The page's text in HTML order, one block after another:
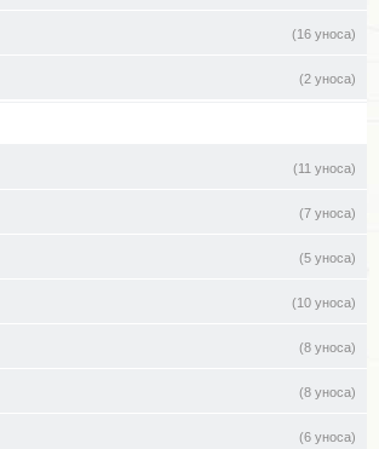
(16 уноса)
(2 уноса)
(11 уноса)
(7 уноса)
(5 уноса)
(10 уноса)
(8 уноса)
(8 уноса)
(6 уноса)